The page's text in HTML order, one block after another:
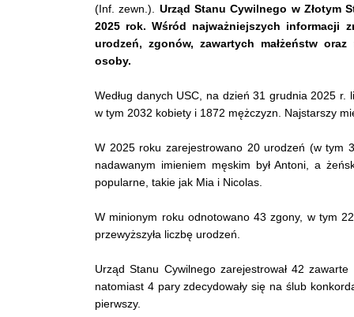
(Inf. zewn.). Urząd Stanu Cywilnego w Złotym
2025 rok. Wśród najważniejszych informacji
urodzeń, zgonów, zawartych małżeństw
osoby.
Według danych USC, na dzień 31 grudnia 2025 r.
w tym 2032 kobiety i 1872 mężczyzn. Najstarszy
W 2025 roku zarejestrowano 20 urodzeń (w tym
nadawanym imieniem męskim był Antoni, a
popularne, takie jak Mia i Nicolas.
W minionym roku odnotowano 43 zgony, w tym
przewyższyła liczbę urodzeń.
Urząd Stanu Cywilnego zarejestrował 42
natomiast 4 pary zdecydowały się na ślub
pierwszy.